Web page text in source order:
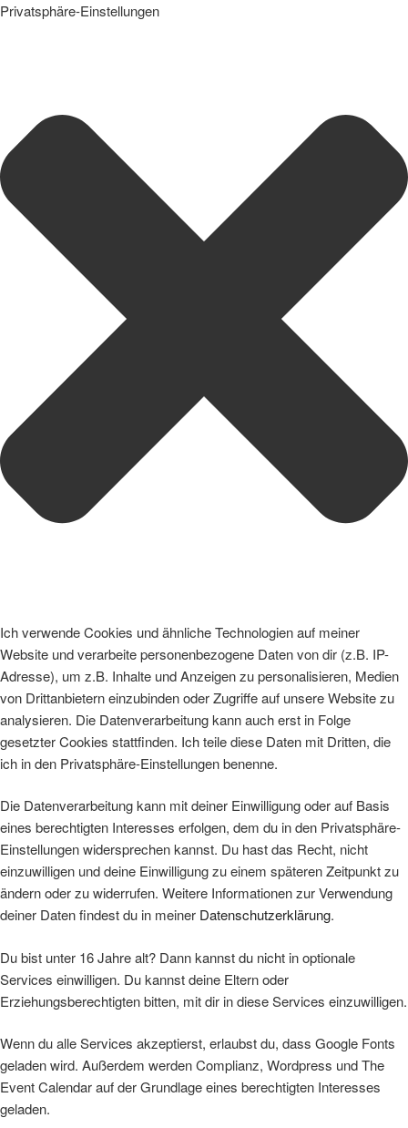
Privatsphäre-Einstellungen
Ich verwende Cookies und ähnliche Technologien auf meiner
Website und verarbeite personenbezogene Daten von dir (z.B. IP-
Adresse), um z.B. Inhalte und Anzeigen zu personalisieren, Medien
von Drittanbietern einzubinden oder Zugriffe auf unsere Website zu
analysieren. Die Datenverarbeitung kann auch erst in Folge
gesetzter Cookies stattfinden. Ich teile diese Daten mit Dritten, die
ich in den Privatsphäre-Einstellungen benenne.
Die Datenverarbeitung kann mit deiner Einwilligung oder auf Basis
eines berechtigten Interesses erfolgen, dem du in den Privatsphäre-
Einstellungen widersprechen kannst. Du hast das Recht, nicht
einzuwilligen und deine Einwilligung zu einem späteren Zeitpunkt zu
ändern oder zu widerrufen. Weitere Informationen zur Verwendung
deiner Daten findest du in meiner Datenschutzerklärung.
Du bist unter 16 Jahre alt? Dann kannst du nicht in optionale
Services einwilligen. Du kannst deine Eltern oder
Erziehungsberechtigten bitten, mit dir in diese Services einzuwilligen.
Wenn du alle Services akzeptierst, erlaubst du, dass Google Fonts
geladen wird. Außerdem werden Complianz, Wordpress und The
Event Calendar auf der Grundlage eines berechtigten Interesses
geladen.